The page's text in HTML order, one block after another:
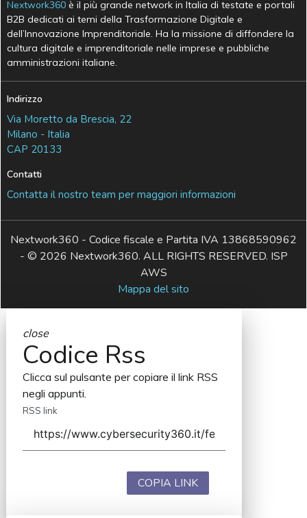
Nextwork360 è il più grande network in Italia di testate e portali
B2B dedicati ai temi della Trasformazione Digitale e
dell’Innovazione Imprenditoriale. Ha la missione di diffondere la
cultura digitale e imprenditoriale nelle imprese e pubbliche
amministrazioni italiane.
Indirizzo
Via Moretto da Brescia, 22
Milano - Italia
CAP 20133
Contatti
Contatta il nostro team per maggiori informazioni
Nextwork360 - Codice fiscale e Partita IVA 13868590962
- © 2026 Nextwork360. ALL RIGHTS RESERVED. ISP
AWS
Mappa del sito
close
Codice Rss
Clicca sul pulsante per copiare il link RSS
negli appunti.
RSS link
COPIA LINK